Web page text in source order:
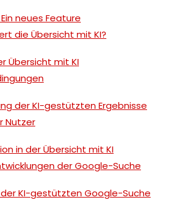
neues Feature
die Übersicht mit KI?
Übersicht mit KI
der KI-gestützten Ergebnisse
Nutzer
in der Übersicht mit KI
der Google-Suche
KI-gestützten Google-Suche